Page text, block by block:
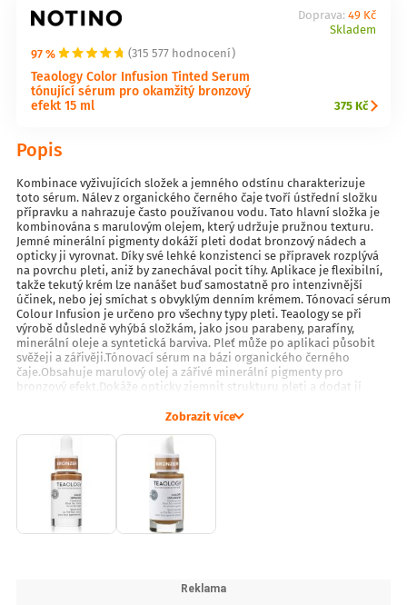
97 % (315 577 hodnocení)
Teaology Color Infusion Tinted Serum
tónující sérum pro okamžitý bronzový
efekt 15 ml
Doprava: 49 Kč
Skladem
375 Kč
Popis
Kombinace vyživujících složek a jemného odstínu charakterizuje
toto sérum. Nálev z organického černého čaje tvoří ústřední složku
přípravku a nahrazuje často používanou vodu. Tato hlavní složka je
kombinována s marulovým olejem, který udržuje pružnou texturu.
Jemné minerální pigmenty dokáží pleti dodat bronzový nádech a
opticky ji vyrovnat. Díky své lehké konzistenci se přípravek rozplývá
na povrchu pleti, aniž by zanechával pocit tíhy. Aplikace je flexibilní,
takže tekutý krém lze nanášet buď samostatně pro intenzivnější
účinek, nebo jej smíchat s obvyklým denním krémem. Tónovací sérum
Colour Infusion je určeno pro všechny typy pleti. Teaology se při
výrobě důsledně vyhýbá složkám, jako jsou parabeny, parafíny,
minerální oleje a syntetická barviva. Pleť může po aplikaci působit
svěžeji a zářivěji.Tónovací sérum na bázi organického černého
čaje.Obsahuje marulový olej a zářivé minerální pigmenty pro
bronzový efekt.Dokáže opticky zjemnit strukturu pleti a dodat jí
Zobrazit více